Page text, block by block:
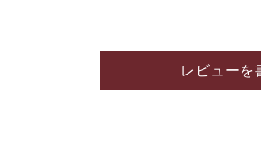
レビューを